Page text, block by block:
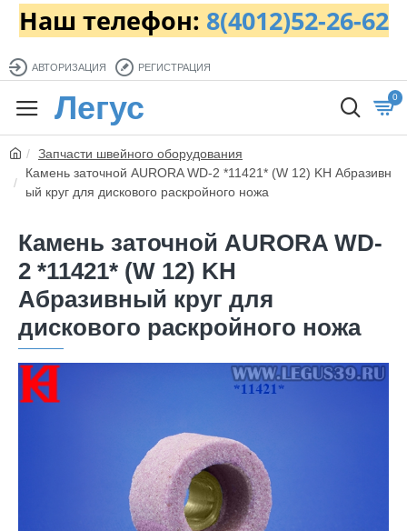
Наш телефон: 8(4012)52-26-62
АВТОРИЗАЦИЯ РЕГИСТРАЦИЯ
Легус 0
Запчасти швейного оборудования
Камень заточной AURORA WD-2 *11421* (W 12) KH Абразивн
ый круг для дискового раскройного ножа
Камень заточной AURORA WD-
2 *11421* (W 12) KH
Абразивный круг для
дискового раскройного ножа